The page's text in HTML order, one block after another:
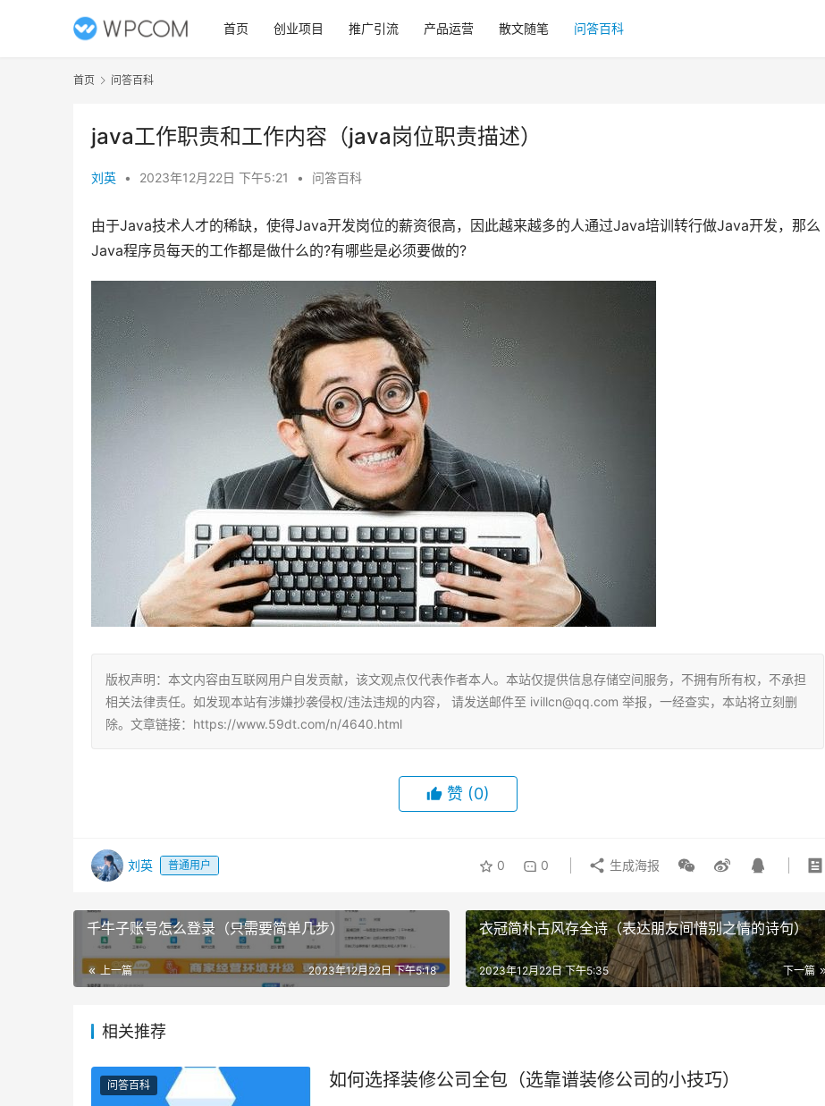
首页 创业项目 推广引流 产品运营 散文随笔 问答百科
首页 问答百科
java工作职责和工作内容（java岗位职责描述）
刘英 • 2023年12月22日 下午5:21 • 问答百科
由于Java技术人才的稀缺，使得Java开发岗位的薪资很高，因此越来越多的人通过Java培训转行做Java开发，那么
Java程序员每天的工作都是做什么的?有哪些是必须要做的?
版权声明：本文内容由互联网用户自发贡献，该文观点仅代表作者本人。本站仅提供信息存储空间服务，不拥有所有权，不承担
相关法律责任。如发现本站有涉嫌抄袭侵权/违法违规的内容， 请发送邮件至 ivillcn@qq.com 举报，一经查实，本站将立刻删
除。文章链接：https://www.59dt.com/n/4640.html
赞 (0)
刘英 普通用户 0 0 生成海报
千牛子账号怎么登录（只需要简单几步）
上一篇 2023年12月22日 下午5:18
衣冠简朴古风存全诗（表达朋友间惜别之情的诗句）
下一篇
2023年12月22日 下午5:35
相关推荐
问答百科 如何选择装修公司全包（选靠谱装修公司的小技巧）